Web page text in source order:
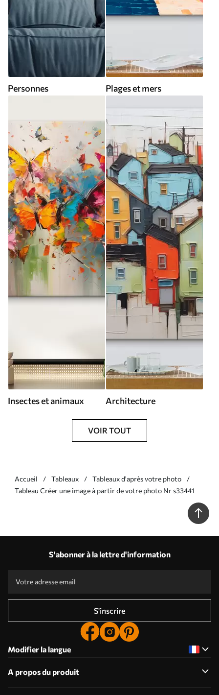
Personnes Plages et mers
Insectes et animaux Architecture
VOIR TOUT
Accueil Tableaux
Tableaux d'après votre photo
Tableau Créer une image à partir de votre photo Nr s33441
S'abonner à la lettre d'information
S'inscrire
Modifier la langue
A propos du produit